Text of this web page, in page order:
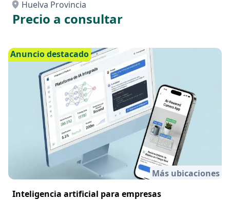
Huelva Provincia
Precio a consultar
Anuncio destacado
Más ubicaciones
Inteligencia artificial para empresas